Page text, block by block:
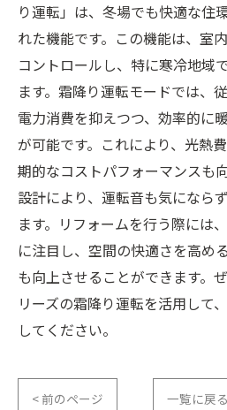
り運転」は、冬場でも快適な住
れた機能です。この機能は、室
コントロールし、特に寒冷地域
ます。霜降り運転モードでは、
電力消費を抑えつつ、効率的に
が可能です。これにより、光熱
期的なコストパフォーマンスも
設計により、運転音も気になら
ます。リフォームを行う際には
に注目し、空間の快適さを高め
も向上させることができます。
リーズの霜降り運転を活用して
してください。
< 前のページ 一覧に戻る